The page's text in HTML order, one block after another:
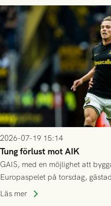
då vinnaren i mötet mellan
Mostar från Bosnien och
2026-07-19 15:14
Tung förlust mot AIK
GAIS, med en möjlighet att
Europaspelet på torsdag,
Stockholm . Men trots konstant
Läs mer